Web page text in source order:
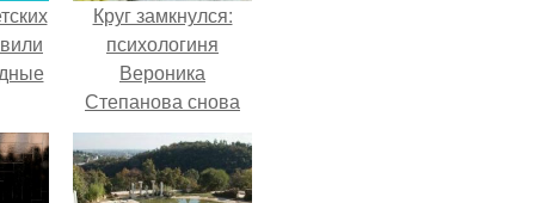
Круг замкнулся:
психологиня
Вероника
Степанова снова
вышла замуж за
собственного
бывшего мужа.